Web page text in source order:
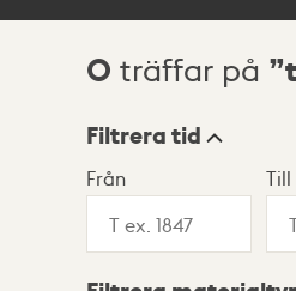
Sökresultat
0 träffar på
Visningsläge
Filtrera tid
Från Till